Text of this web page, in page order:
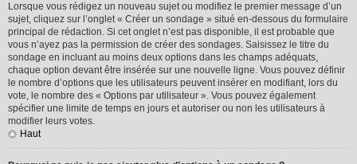
Lorsque vous rédigez un nouveau sujet ou modifiez le premier message d’un
sujet, cliquez sur l’onglet « Créer un sondage » situé en-dessous du formulaire
principal de rédaction. Si cet onglet n’est pas disponible, il est probable que
vous n’ayez pas la permission de créer des sondages. Saisissez le titre du
sondage en incluant au moins deux options dans les champs adéquats,
chaque option devant être insérée sur une nouvelle ligne. Vous pouvez définir
le nombre d’options que les utilisateurs peuvent insérer en modifiant, lors du
vote, le nombre des « Options par utilisateur ». Vous pouvez également
spécifier une limite de temps en jours et autoriser ou non les utilisateurs à
modifier leurs votes.
Haut